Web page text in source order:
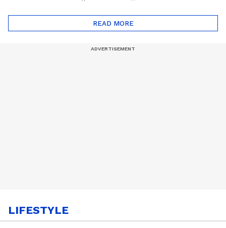
ഒറിയോണിന്റെ യാത്ര
ആരംഭിച്ചു
READ MORE
LIFESTYLE